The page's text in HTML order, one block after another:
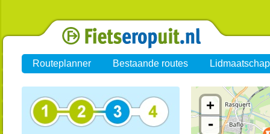
Routeplanner Bestaande routes Lidmaatschap
+
-